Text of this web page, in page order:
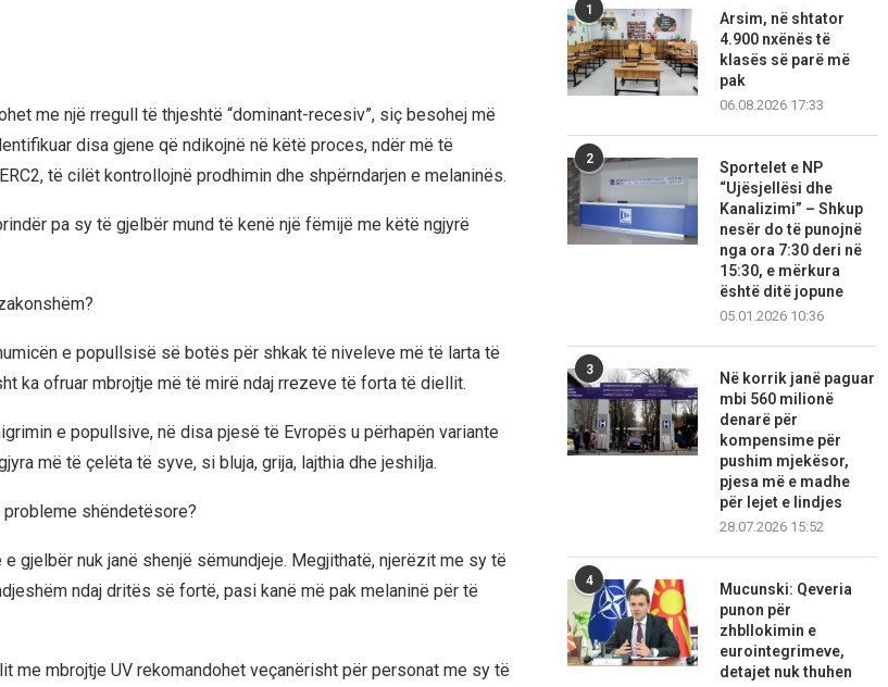
me një rregull të thjeshtë “dominant-recesiv”, siç besohej më
disa gjene që ndikojnë në këtë proces, ndër më të
të cilët kontrollojnë prodhimin dhe shpërndarjen e melaninës.
pa sy të gjelbër mund të kenë një fëmijë me këtë ngjyrë
e popullsisë së botës për shkak të niveleve më të larta të
ka ofruar mbrojtje më të mirë ndaj rrezeve të forta të diellit.
e popullsive, në disa pjesë të Evropës u përhapën variante
më të çelëta të syve, si bluja, grija, lajthia dhe jeshilja.
shëndetësore?
gjelbër nuk janë shenjë sëmundjeje. Megjithatë, njerëzit me sy të
ndaj dritës së fortë, pasi kanë më pak melaninë për të
me mbrojtje UV rekomandohet veçanërisht për personat me sy të
1
Arsim, në shtator
4.900 nxënës të
klasës së parë më
pak
06.08.2026 17:33
2
Sportelet e NP
“Ujësjellësi dhe
Kanalizimi” – Shkup
nesër do të punojnë
nga ora 7:30 deri në
15:30, e mërkura
është ditë jopune
05.01.2026 10:36
3
Në korrik janë paguar
mbi 560 milionë
denarë për
kompensime për
pushim mjekësor,
pjesa më e madhe
për lejet e lindjes
28.07.2026 15:52
4
Mucunski: Qeveria
punon për
zhbllokimin e
eurointegrimeve,
detajet nuk thuhen